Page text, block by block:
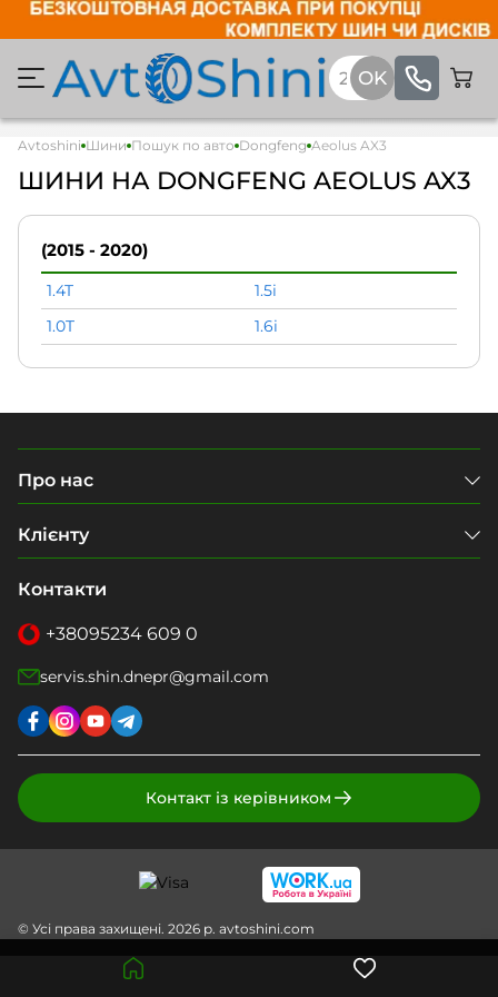
Avtoshini Шини Пошук по авто Dongfeng Aeolus AX3
ШИНИ НА DONGFENG AEOLUS AX3
(2015 - 2020)
1.4T
1.5i
1.0T
1.6i
Про нас
Клієнту
Контакти
+38095234 609 0
servis.shin.dnepr@gmail.com
Контакт із керівником
© Усі права захищені. 2026 р. avtoshini.com